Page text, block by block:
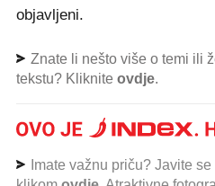
objavljeni.
Znate li nešto više o temi ili
tekstu? Kliknite ovdje.
Imate važnu priču? Javite se